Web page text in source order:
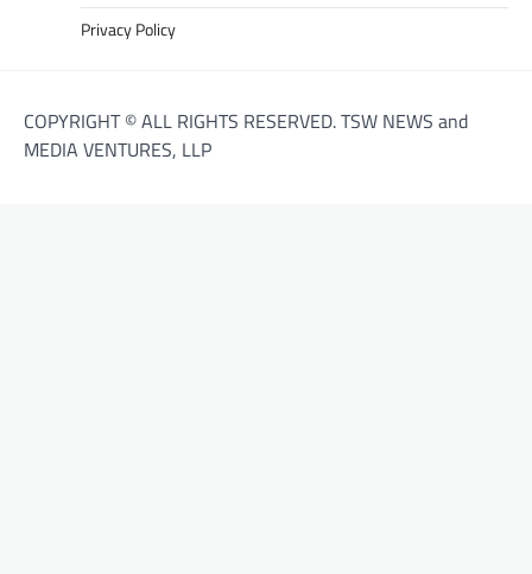
Privacy Policy
COPYRIGHT © ALL RIGHTS RESERVED. TSW NEWS and
MEDIA VENTURES, LLP